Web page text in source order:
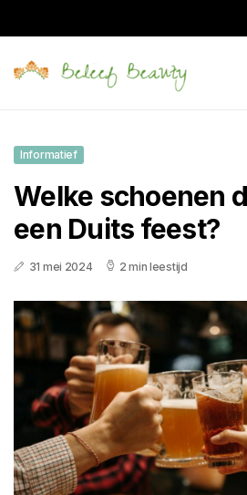
Informatief
Welke schoenen
een Duits feest?
31 mei 2024 2 min leestijd